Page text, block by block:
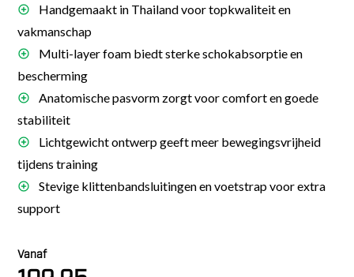
Handgemaakt in Thailand voor topkwaliteit en
vakmanschap
Multi-layer foam biedt sterke schokabsorptie en
bescherming
Anatomische pasvorm zorgt voor comfort en goede
stabiliteit
Lichtgewicht ontwerp geeft meer bewegingsvrijheid
tijdens training
Stevige klittenbandsluitingen en voetstrap voor extra
support
Vanaf